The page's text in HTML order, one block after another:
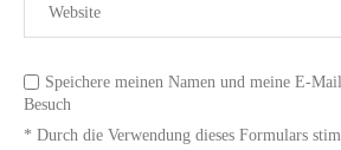
Speichere meinen Namen und meine E-
Besuch
* Durch die Verwendung dieses Formulars